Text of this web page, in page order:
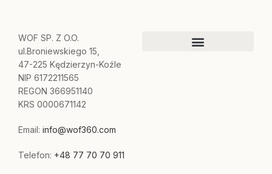
WOF SP. Z O.O.
ul.Broniewskiego 15,
47-225 Kędzierzyn-Koźle
NIP 6172211565
REGON 366951140
KRS 0000671142
Email: info@wof360.com
Telefon: +48 77 70 70 911